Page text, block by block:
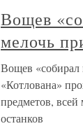
Вощев
мелочь
Вощев «собирал
«Котлована»
предметов, всей
останков